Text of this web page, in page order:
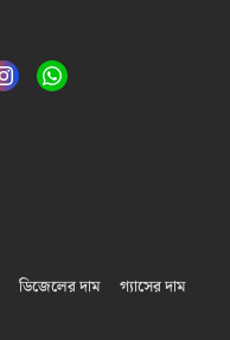
ডিজেলের দাম
গ্যাসের দাম